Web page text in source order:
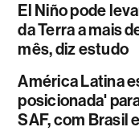
El Niño pode
da Terra a mais
mês, diz estudo
América Latina
posicionada'
SAF, com Brasil